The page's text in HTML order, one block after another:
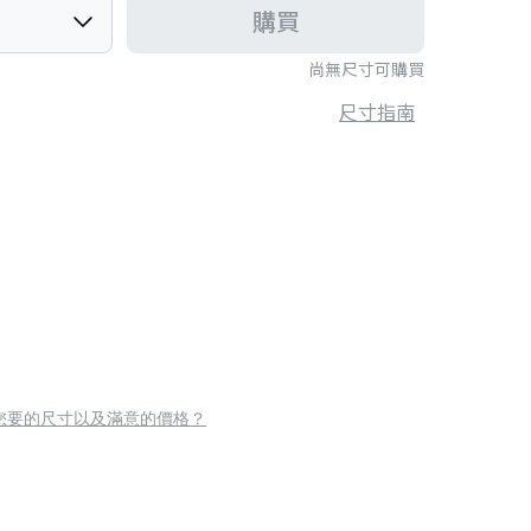
尚無尺寸可購買
購買
尺寸指南
要的尺寸以及滿意的價格？